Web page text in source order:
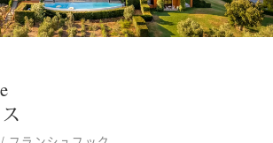
JOURNAL
トラベルジャーナル
OFFERS